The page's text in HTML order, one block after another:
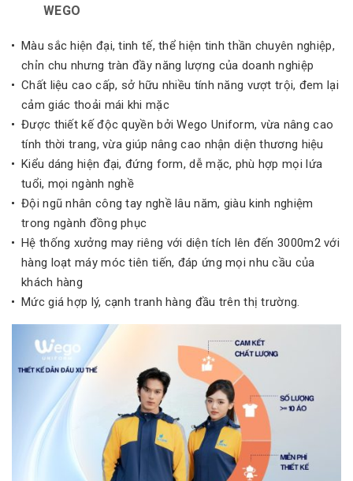
WEGO
Màu sắc hiện đại, tinh tế, thể hiện tinh thần chuyên nghiệp,
chỉn chu nhưng tràn đầy năng lượng của doanh nghiệp
Chất liệu cao cấp, sở hữu nhiều tính năng vượt trội, đem lại
cảm giác thoải mái khi mặc
Được thiết kế độc quyền bởi Wego Uniform, vừa nâng cao
tính thời trang, vừa giúp nâng cao nhận diện thương hiệu
Kiểu dáng hiện đại, đứng form, dễ mặc, phù hợp mọi lứa
tuổi, mọi ngành nghề
Đội ngũ nhân công tay nghề lâu năm, giàu kinh nghiệm
trong ngành đồng phục
Hệ thống xưởng may riêng với diện tích lên đến 3000m2 với
hàng loạt máy móc tiên tiến, đáp ứng mọi nhu cầu của
khách hàng
Mức giá hợp lý, cạnh tranh hàng đầu trên thị trường.